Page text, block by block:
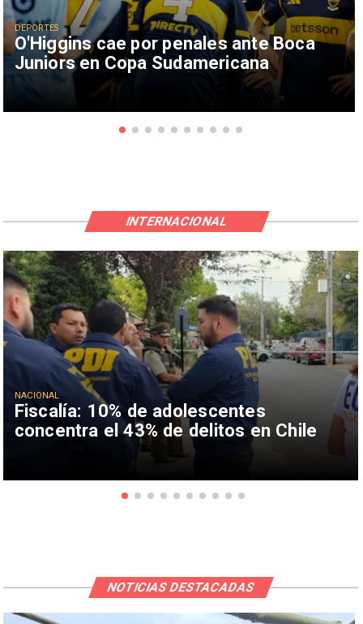
O'Higgins cae por penales ante Boca
Juniors en Copa Sudamericana
DEPORTES
Fiscalía: 10% de adolescentes
concentra el 43% de delitos en Chile
NACIONAL
INTERNACIONAL
NOTICIAS DESTACADAS